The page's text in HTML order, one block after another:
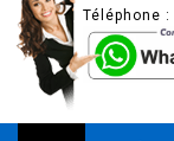
Téléphone :